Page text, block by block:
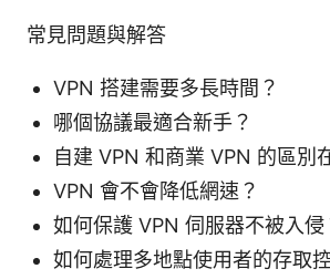
常見問題與解答
VPN 搭建需要多長時間？
哪個協議最適合新手？
自建 VPN 和商業 VPN 的區別
VPN 會不會降低網速？
如何保護 VPN 伺服器不被入侵
如何處理多地點使用者的存取